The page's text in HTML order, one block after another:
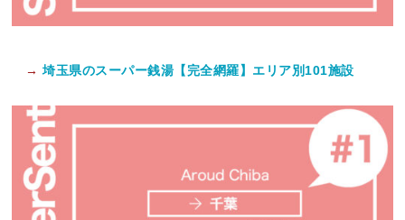
→ 埼玉県のスーパー銭湯【完全網羅】エリア別101施設